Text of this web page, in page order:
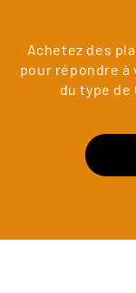
Achetez des
pour répondre
du type de